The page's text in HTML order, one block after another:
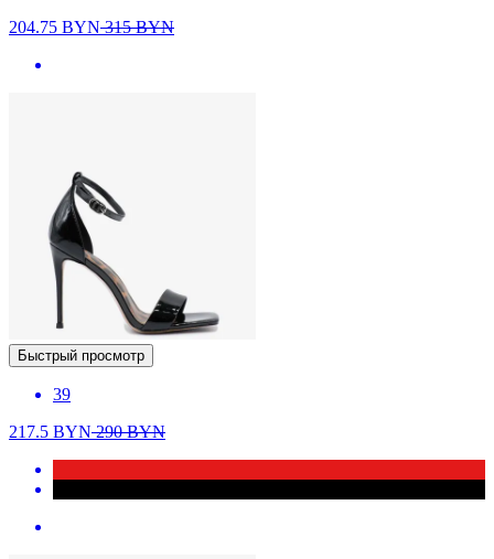
204.75 BYN315BYN
Быстрый просмотр
39
217.5 BYN290BYN